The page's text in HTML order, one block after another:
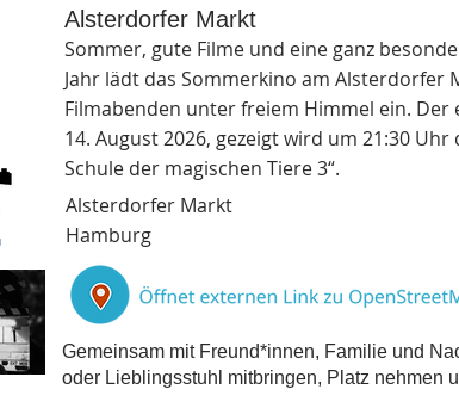
Alsterdorfer Markt
Sommer, gute Filme und eine ganz
Jahr lädt das Sommerkino am Alsterdorfer
Filmabenden unter freiem Himmel ein. Der
14. August 2026, gezeigt wird um 21:30
Schule der magischen Tiere 3“.
Alsterdorfer Markt
Hamburg
Gemeinsam mit Freund*innen, Familie und
oder Lieblingsstuhl mitbringen, Platz nehmen